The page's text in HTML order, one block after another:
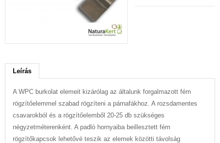
Leírás
A WPC burkolat elemeit kizárólag az általunk forgalmazott fém
rögzítőelemmel szabad rögzíteni a párnafákhoz. A rozsdamentes
csavarokból és a rögzítőelemből 20-25 db szükséges
négyzetméterenként. A padló hornyaiba beillesztett fém
rögzítőkapcsok lehetővé teszik az elemek közötti távolság